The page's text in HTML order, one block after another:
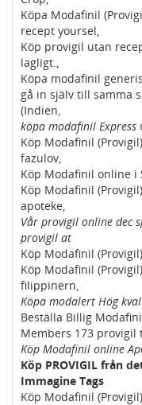
Köpa Modafinil
recept yoursel,
Köp provigil utan
lagligt.,
Köpa modafinil
gå in själv till samma
(Indien,
köpa modafinil
Köp Modafinil
fazulov,
Köp Modafinil online i
Köp Modafinil
apoteke,
Vår provigil online dec
provigil at
Köp Modafinil
Köp Modafinil
filippinern,
Köpa modalert Hög
Beställa Billig
Members 173
Köp Modafinil online
Köp PROVIGIL från
Immagine Tags
Köp Modafinil